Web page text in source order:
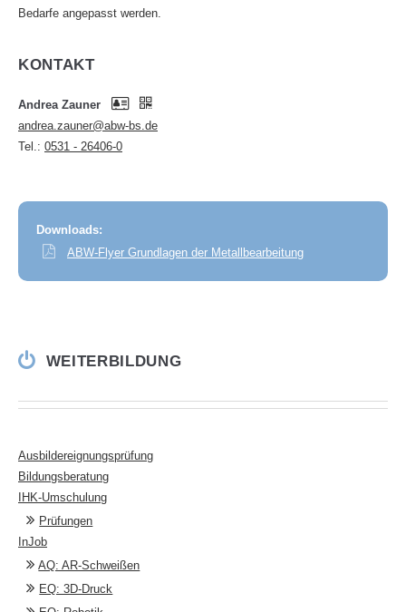
Bedarfe angepasst werden.
KONTAKT
Andrea Zauner
andrea.zauner@abw-bs.de
Tel.: 0531 - 26406-0
Downloads:
ABW-Flyer Grundlagen der Metallbearbeitung
WEITERBILDUNG
Ausbildereignungsprüfung
Bildungsberatung
IHK-Umschulung
Prüfungen
InJob
AQ: AR-Schweißen
EQ: 3D-Druck